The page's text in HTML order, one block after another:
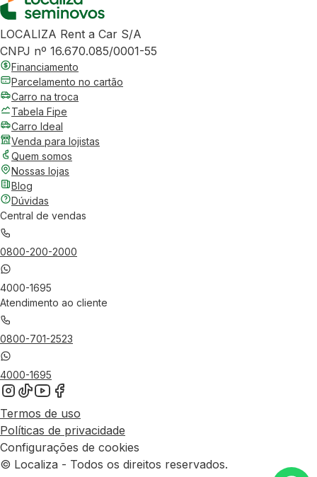
LOCALIZA Rent a Car S/A
CNPJ nº 16.670.085/0001-55
Financiamento
Parcelamento no cartão
Carro na troca
Tabela Fipe
Carro Ideal
Venda para lojistas
Quem somos
Nossas lojas
Blog
Dúvidas
Central de vendas
0800-200-2000
4000-1695
Atendimento ao cliente
0800-701-2523
4000-1695
Termos de uso
Políticas de privacidade
Configurações de cookies
© Localiza - Todos os direitos reservados.